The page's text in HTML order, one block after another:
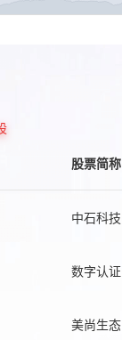
股票简称
中石科技
数字认证
美尚生态